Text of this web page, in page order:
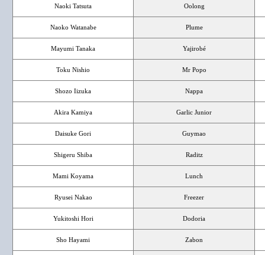
Naoki Tatsuta Oolong
Naoko Watanabe Plume
Mayumi Tanaka Yajirobé
Toku Nishio Mr Popo
Shozo Iizuka Nappa
Akira Kamiya Garlic Junior
Daisuke Gori Guymao
Shigeru Shiba Raditz
Mami Koyama Lunch
Ryusei Nakao Freezer
Yukitoshi Hori Dodoria
Sho Hayami Zabon